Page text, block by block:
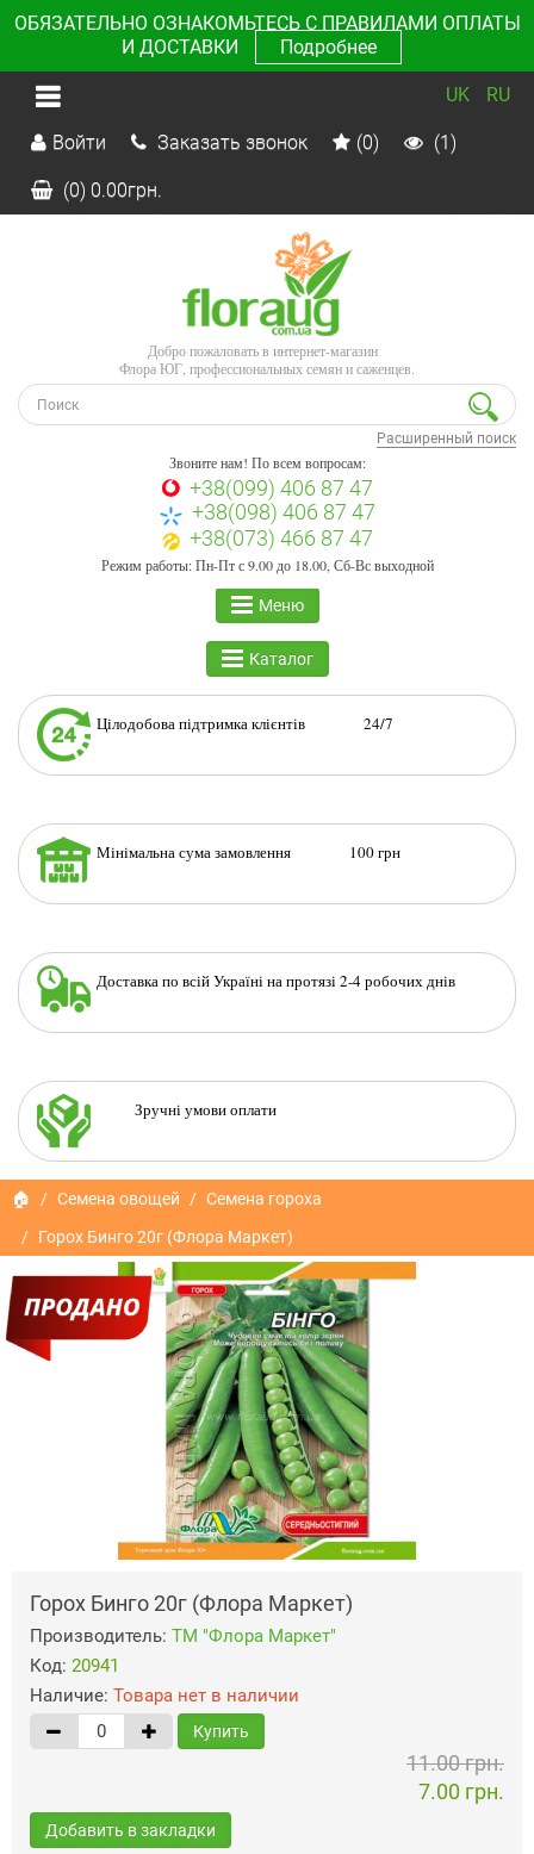
ОБЯЗАТЕЛЬНО ОЗНАКОМЬТЕСЬ С ПРАВИЛАМИ ОПЛАТЫ
И ДОСТАВКИ
Подробнее
UK RU
Войти Заказать звонок (0) (1)
(0) 0.00грн.
Добро пожаловать в интернет-магазин
Флора ЮГ, профессиональных семян и саженцев.
Расширенный поиск
Звоните нам! По всем вопросам:
+38(099) 406 87 47
+38(098) 406 87 47
+38(073) 466 87 47
Режим работы: Пн-Пт с 9.00 до 18.00, Сб-Вс выходной
Меню
Каталог
Цілодобова підтримка клієнтів 24/7
Мінімальна сума замовлення 100 грн
Доставка по всій Україні на протязі 2-4 робочих днів
Зручні умови оплати
🏠 Семена овощей
Семена гороха
Горох Бинго 20г (Флора Маркет)
Горох Бинго 20г (Флора Маркет)
Производитель: ТМ "Флора Маркет"
Код: 20941
Наличие: Товара нет в наличии
Купить
11.00 грн.
7.00 грн.
Добавить в закладки